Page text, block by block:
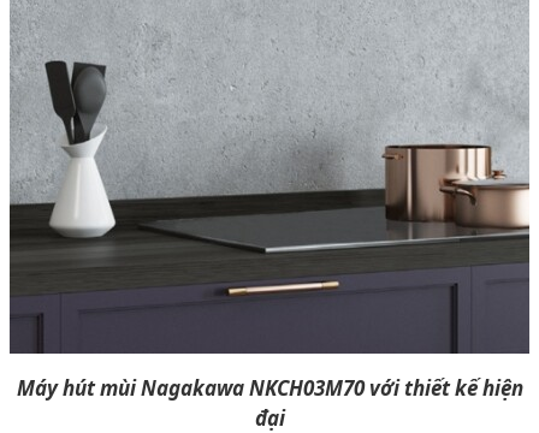
Máy hút mùi Nagakawa NKCH03M70 với thiết kế hiện
đại